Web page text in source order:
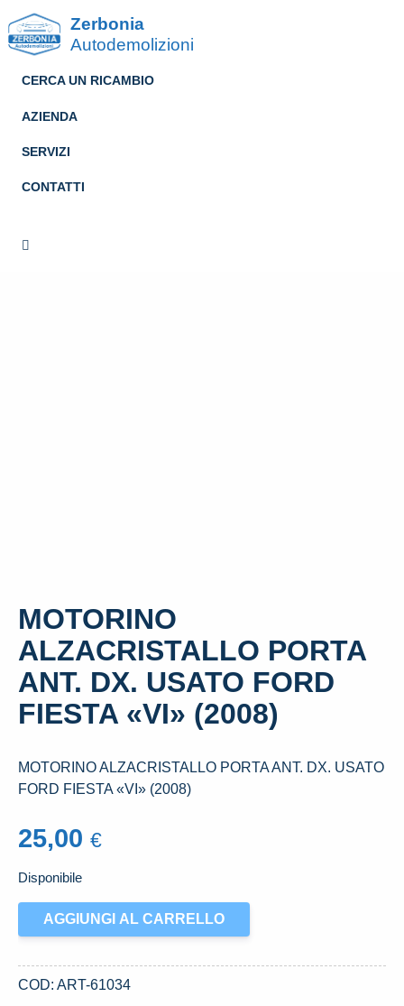
Zerbonia
Autodemolizioni
CERCA UN RICAMBIO
AZIENDA
SERVIZI
CONTATTI
MOTORINO
ALZACRISTALLO PORTA
ANT. DX. USATO FORD
FIESTA «VI» (2008)
MOTORINO ALZACRISTALLO PORTA ANT. DX. USATO
FORD FIESTA «VI» (2008)
25,00 €
Disponibile
MOTORINO
ALZACRISTALLO
ANT.
AGGIUNGI AL CARRELLO
COD: ART-61034